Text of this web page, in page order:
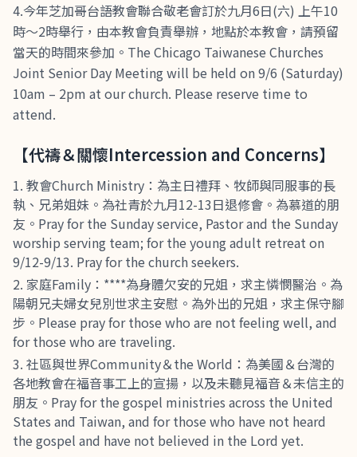
4.今年芝加哥台語教會聯合敬老會訂於九月6日(六) 上午10
時～2時舉行，由本教會負責舉辦，地點於本教會，請預留
當天的時間來參加。The Chicago Taiwanese Churches
Joint Senior Day Meeting will be held on 9/6 (Saturday)
10am – 2pm at our church. Please reserve time to
attend.
【代禱＆關懷Intercession and Concerns】
教會Church Ministry：為主日禮拜、牧師與同服事的長
執、兄弟姐妹。為社青於九月12-13日退修會。為慕道的朋
友。Pray for the Sunday service, Pastor and the Sunday
worship serving team; for the young adult retreat on
9/12-9/13. Pray for the church seekers.
家庭Family：****為身體欠安的兄姐，求主憐憫醫治。為
陽朝兄夫婦女兒別世求主安慰。為外出的兄姐，求主保守腳
步。Please pray for those who are not feeling well, and
for those who are traveling.
社區與世界Community＆the World：為美國＆台灣的
各地教會在福音事工上的宣揚，以及未聽見福音＆未信主的
朋友。Pray for the gospel ministries across the United
States and Taiwan, and for those who have not heard
the gospel and have not believed in the Lord yet.